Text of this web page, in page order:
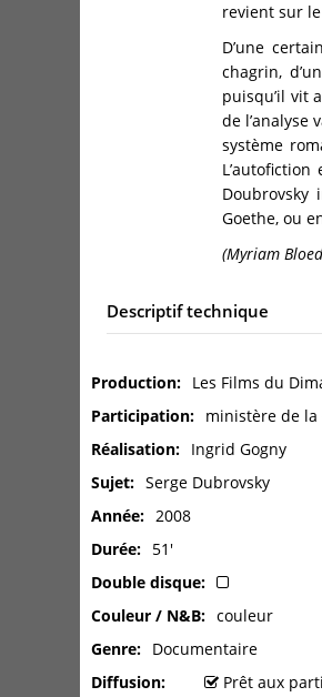
revient sur
D’une
chagrin,
puisqu’il vit
de
système
Doubrovsky
Goethe, ou
(Myriam
Descriptif technique
Production
Les Films du
Participation
ministère de la
Réalisation
Ingrid Gogny
Sujet
Serge Dubrovsky
Année
2008
Durée
51'
Double disque
Couleur / N&B
couleur
Genre
Documentaire
Diffusion
Prêt aux